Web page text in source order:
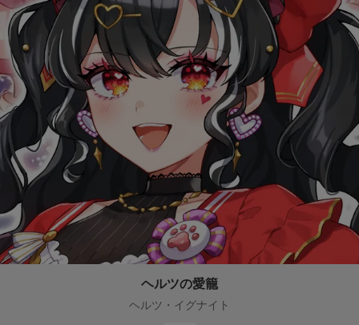
ヘルツの愛籠
ヘルツ・イグナイト